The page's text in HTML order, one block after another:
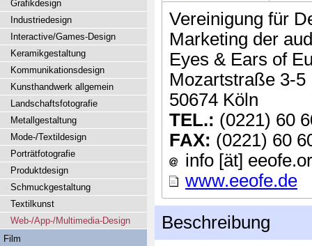
Vereinigung für
Marketing der
Eyes & Ears of
Mozartstraße 3-5
50674 Köln
TEL.: (0221) 60
FAX: (0221) 60
info [ät]
www.eeofe.de
Beschreibung
Grafikdesign
Industriedesign
Interactive/Games-Design
Keramikgestaltung
Kommunikationsdesign
Kunsthandwerk allgemein
Landschaftsfotografie
Metallgestaltung
Mode-/Textildesign
Porträtfotografie
Produktdesign
Schmuckgestaltung
Textilkunst
Web-/App-/Multimedia-Design
Film